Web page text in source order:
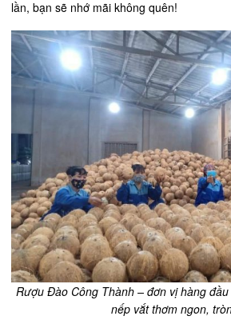
lần, bạn sẽ nhớ mãi không quên!
Rượu Đào Công Thành – đơn vị hàng
nếp vắt thơm ngon,